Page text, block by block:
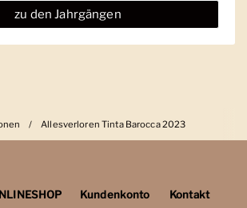
zu den Jahrgängen
/ Allesverloren Tinta Barocca 2023
Kundenkonto
Kontakt